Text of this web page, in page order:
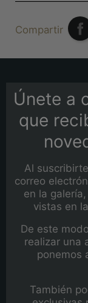
Compartir
Únete a
que
Al
correo
en la
vistas en
De este
realizar una
ponemos
También